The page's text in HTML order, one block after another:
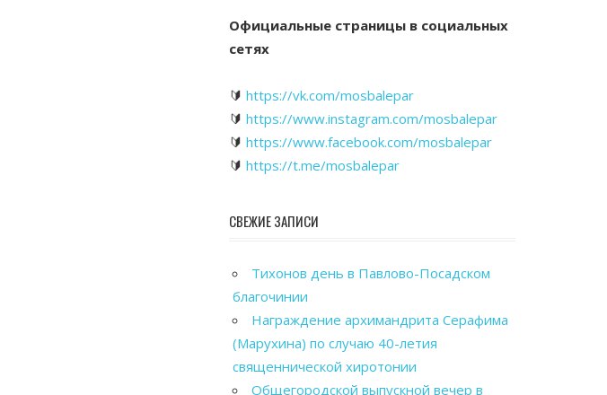
Официальные страницы в социальных
сетях
🔰 https://vk.com/mosbalepar
🔰 https://www.instagram.com/mosbalepar
🔰 https://www.facebook.com/mosbalepar
🔰 https://t.me/mosbalepar
СВЕЖИЕ ЗАПИСИ
Тихонов день в Павлово-Посадском
благочинии
Награждение архимандрита Серафима
(Марухина) по случаю 40-летия
священнической хиротонии
Общегородской выпускной вечер в